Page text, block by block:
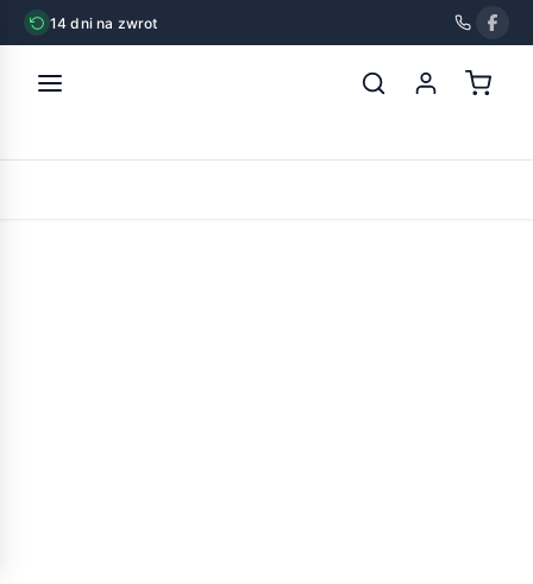
14 dni na zwrot
POWRÓT